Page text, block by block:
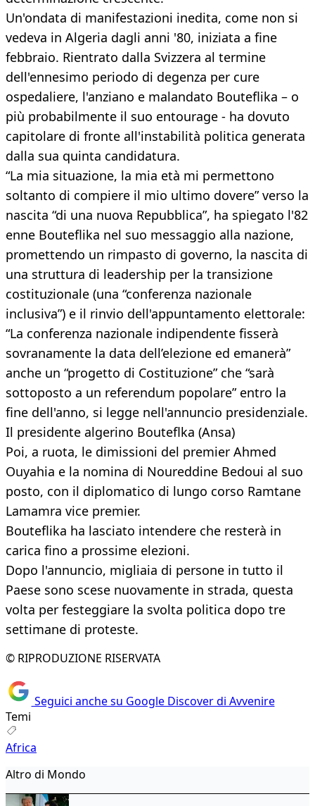
Un'ondata di manifestazioni inedita, come non si
vedeva in Algeria dagli anni '80, iniziata a fine
febbraio. Rientrato dalla Svizzera al termine
dell'ennesimo periodo di degenza per cure
ospedaliere, l'anziano e malandato Bouteflika – o
più probabilmente il suo entourage - ha dovuto
capitolare di fronte all'instabilità politica generata
dalla sua quinta candidatura.
“La mia situazione, la mia età mi permettono
soltanto di compiere il mio ultimo dovere” verso la
nascita “di una nuova Repubblica”, ha spiegato l'82
enne Bouteflika nel suo messaggio alla nazione,
promettendo un rimpasto di governo, la nascita di
una struttura di leadership per la transizione
costituzionale (una “conferenza nazionale
inclusiva”) e il rinvio dell'appuntamento elettorale:
“La conferenza nazionale indipendente fisserà
sovranamente la data dell’elezione ed emanerà”
anche un “progetto di Costituzione” che “sarà
sottoposto a un referendum popolare” entro la
fine dell'anno, si legge nell'annuncio presidenziale.
Il presidente algerino Bouteflka (Ansa)
Poi, a ruota, le dimissioni del premier Ahmed
Ouyahia e la nomina di Noureddine Bedoui al suo
posto, con il diplomatico di lungo corso Ramtane
Lamamra vice premier.
Bouteflika ha lasciato intendere che resterà in
carica fino a prossime elezioni.
Dopo l'annuncio, migliaia di persone in tutto il
Paese sono scese nuovamente in strada, questa
volta per festeggiare la svolta politica dopo tre
settimane di proteste.
© RIPRODUZIONE RISERVATA
Seguici anche su Google Discover di Avvenire
Temi
Africa
Altro di Mondo